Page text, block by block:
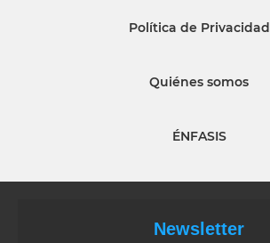
Política de Privacidad
Quiénes somos
ÉNFASIS
Newsletter